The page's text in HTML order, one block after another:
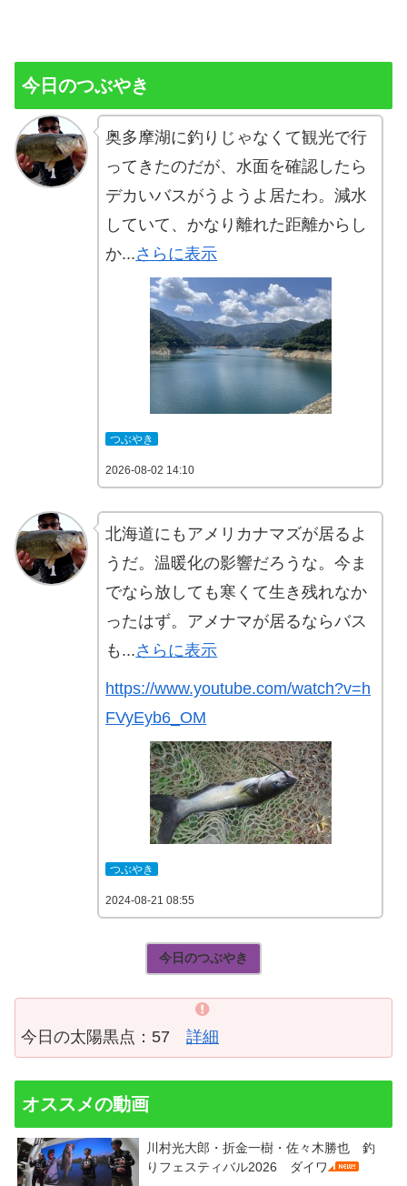
今日のつぶやき
奥多摩湖に釣りじゃなくて観光で行
ってきたのだが、水面を確認したら
デカいバスがうようよ居たわ。減水
していて、かなり離れた距離からし
か...さらに表示
つぶやき
2026-08-02 14:10
北海道にもアメリカナマズが居るよ
うだ。温暖化の影響だろうな。今ま
でなら放しても寒くて生き残れなか
ったはず。アメナマが居るならバス
も...さらに表示
https://www.youtube.com/watch?v=h
FVyEyb6_OM
つぶやき
2024-08-21 08:55
今日のつぶやき
今日の太陽黒点：57 詳細
オススメの動画
川村光大郎・折金一樹・佐々木勝也 釣
りフェスティバル2026 ダイワ